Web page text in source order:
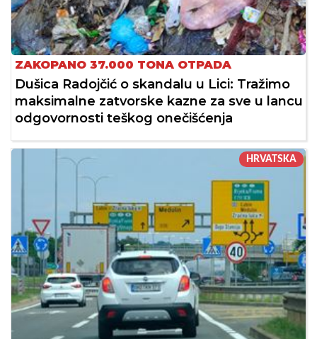
ZAKOPANO 37.000 TONA OTPADA
Dušica Radojčić o skandalu u Lici: Tražimo
maksimalne zatvorske kazne za sve u lancu
odgovornosti teškog onečišćenja
HRVATSKA